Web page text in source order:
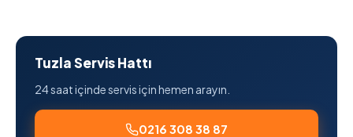
Tuzla Servis Hattı
24 saat içinde servis için hemen arayın.
0216 308 38 87